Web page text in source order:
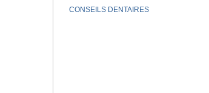
CONSEILS DENTAIRES